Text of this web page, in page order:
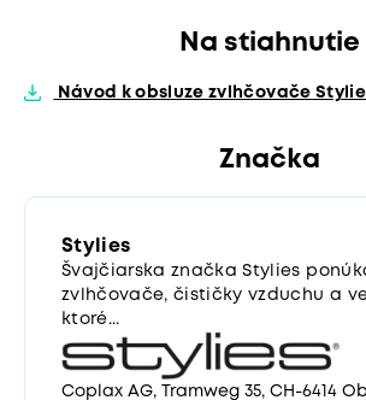
Na stiahnutie
Návod k obsluze zvlhčovače
Značka
Stylies
Švajčiarska značka Stylies
zvlhčovače, čističky vzduchu a
ktoré...
Coplax AG, Tramweg 35, CH-6414